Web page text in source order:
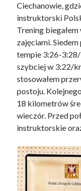
Ciechanowie,
instruktorski
Trening biegałem
zajęciami.
tempie 3:26-
szybciej w 3:22/
stosowałem
postoju.
18 kilometrów
wieczór. Przed
instruktorskie